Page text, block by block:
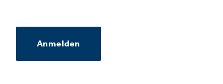
Anmelden